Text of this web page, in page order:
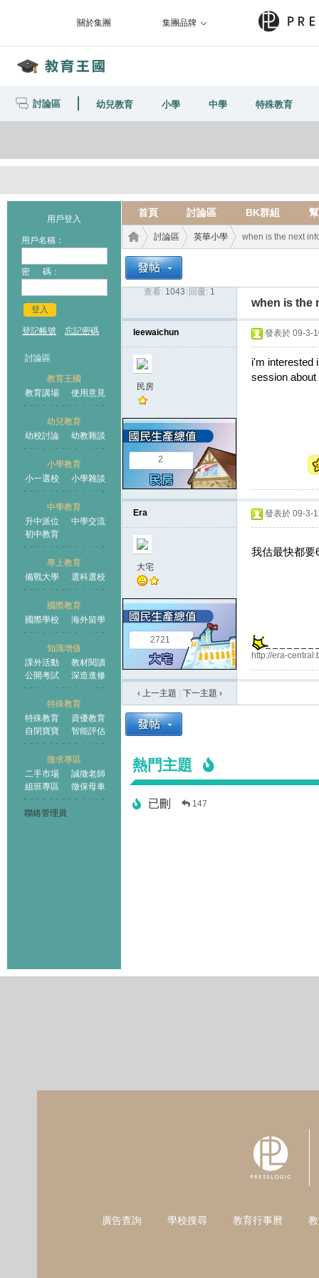
關於集團 集團品牌
討論區 幼兒教育 小學 中學 特殊教育
用戶登入
用戶名稱：
密 碼：
登入
登記帳號 忘記密碼
討論區
教育王國
教育講場
使用意見
幼兒教育
幼校討論
幼教雜談
小學教育
小一選校
小學雜談
中學教育
升中派位
中學交流
初中教育
專上教育
備戰大學
選科選校
國際教育
國際學校
海外留學
知識增值
課外活動
教材閱讀
公開考試
深造進修
特殊教育
特殊教育
資優教育
自閉寶寶
智能評估
徵求專區
二手市場
誠徵老師
組班專區
徵保母車
聯絡管理員
首頁 討論區 BK群組
王國
討論區
›
英華小學 when is the next
查看: 1043 回覆: 1
when is the
leewaichun
民房
2
發表於 09-3-
i'm interested
session
Era
大宅
2721
發表於 09-3-
我估最快都要
http://era-
‹ 上一主題 下一主題 ›
熱門主題
已刪 147
廣告查詢 學校搜尋 教育行事曆